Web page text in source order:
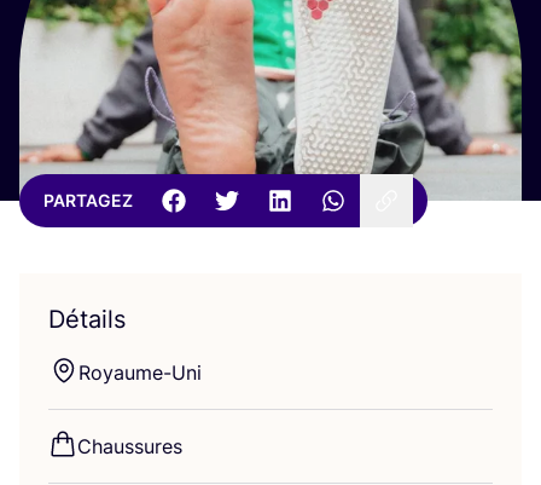
PARTAGEZ
Détails
Royaume-Uni
Chaus­sures